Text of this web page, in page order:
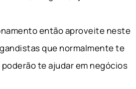
então aproveite neste
que normalmente te
te ajudar em negócios